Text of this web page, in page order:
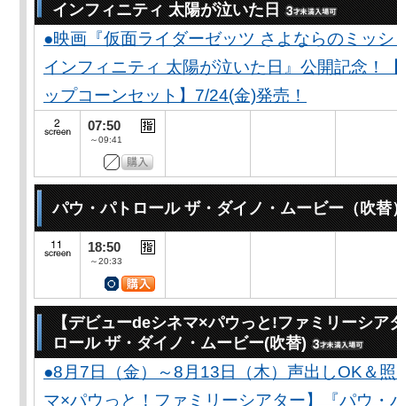
インフィニティ 太陽が泣いた日
●映画『仮面ライダーゼッツ さよならのミッ
インフィニティ 太陽が泣いた日』公開記念！
ップコーンセット】7/24(金)発売！
07:50
～09:41
パウ・パトロール ザ・ダイノ・ムービー（吹替
18:50
～20:33
【デビューdeシネマ×パウっと!ファミリーシア
ロール ザ・ダイノ・ムービー(吹替)
●8月7日（金）～8月13日（木）声出しOK＆
マ×パウっと！ファミリーシアター】『パウ